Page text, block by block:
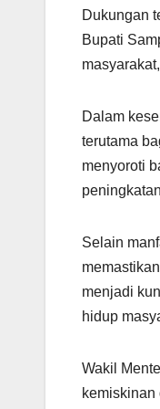
Dukungan
Bupati
Dalam
terutama
menyoroti
Selain
menjadi
hidup
Wakil